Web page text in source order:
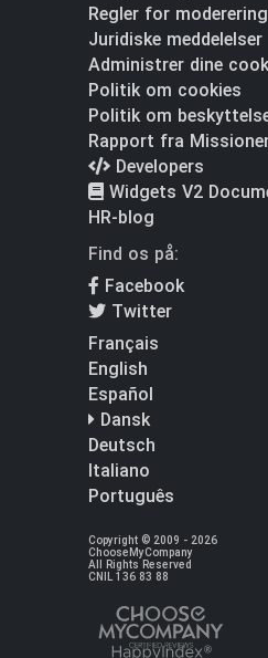
Regler for
Juridiske meddelelser
Administrer dine
Politik om cookies
Politik om
Rapport fra
Developers
Widgets V2
HR-blog
Find os på:
Facebook
Twitter
Français
English
Español
Dansk
Deutsch
Italiano
Português
Copyright © 2009 - 2026
ChooseMyCompany
All Rights Reserved
CNIL 136 83 88